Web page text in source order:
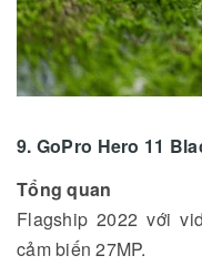
9. GoPro Hero 11
Tổng quan
Flagship 2022 với
cảm biến 27MP.